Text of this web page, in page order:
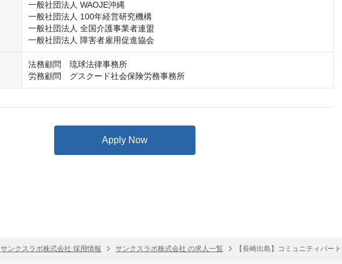
一般社団法人 WAOJE沖縄
一般社団法人 100年経営研究機構
一般社団法人 全国介護事業者連盟
一般社団法人 障害者雇用促進協会
法務顧問　琉球法律事務所
労務顧問　グスクード社会保険労務事務所
Apply Now
サンクスラボ株式会社 採用情報 サンクスラボ株式会社 の求人一覧 【長崎出島】コミュニティパー